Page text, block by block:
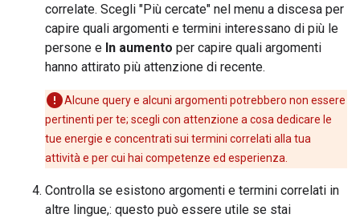
correlate. Scegli "Più cercate" nel menu a discesa per
capire quali argomenti e termini interessano di più le
persone e In aumento per capire quali argomenti
hanno attirato più attenzione di recente.
Alcune query e alcuni argomenti potrebbero non essere
pertinenti per te; scegli con attenzione a cosa dedicare le
tue energie e concentrati sui termini correlati alla tua
attività e per cui hai competenze ed esperienza.
Controlla se esistono argomenti e termini correlati in
altre lingue,: questo può essere utile se stai